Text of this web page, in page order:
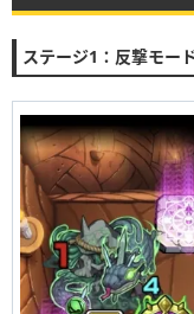
ステージ1：反撃モー